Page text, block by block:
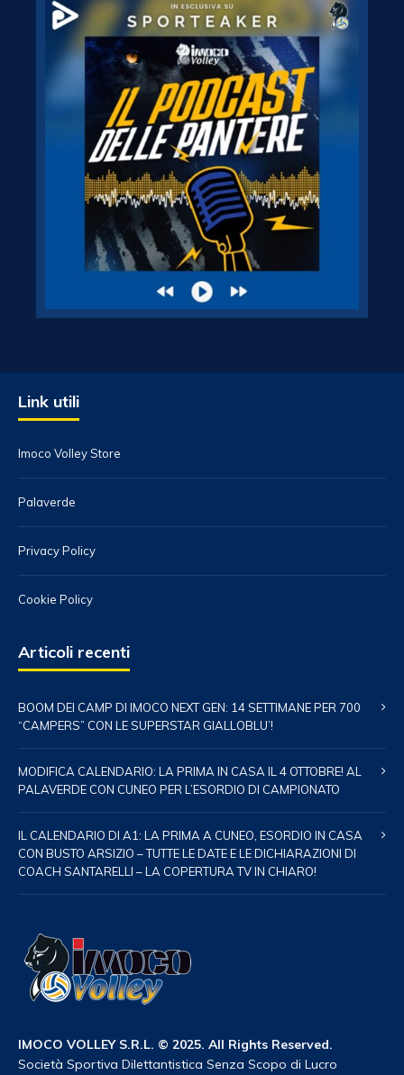
Link utili
Imoco Volley Store
Palaverde
Privacy Policy
Cookie Policy
Articoli recenti
BOOM DEI CAMP DI IMOCO NEXT GEN: 14 SETTIMANE PER 700
“CAMPERS” CON LE SUPERSTAR GIALLOBLU’!
MODIFICA CALENDARIO: LA PRIMA IN CASA IL 4 OTTOBRE! AL
PALAVERDE CON CUNEO PER L’ESORDIO DI CAMPIONATO
IL CALENDARIO DI A1: LA PRIMA A CUNEO, ESORDIO IN CASA
CON BUSTO ARSIZIO – TUTTE LE DATE E LE DICHIARAZIONI DI
COACH SANTARELLI – LA COPERTURA TV IN CHIARO!
IMOCO VOLLEY S.R.L. © 2025. All Rights Reserved.
Società Sportiva Dilettantistica Senza Scopo di Lucro